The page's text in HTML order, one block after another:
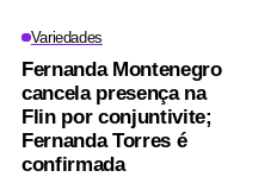
Variedades
Fernanda Montenegro
cancela presença na
Flin por conjuntivite;
Fernanda Torres é
confirmada